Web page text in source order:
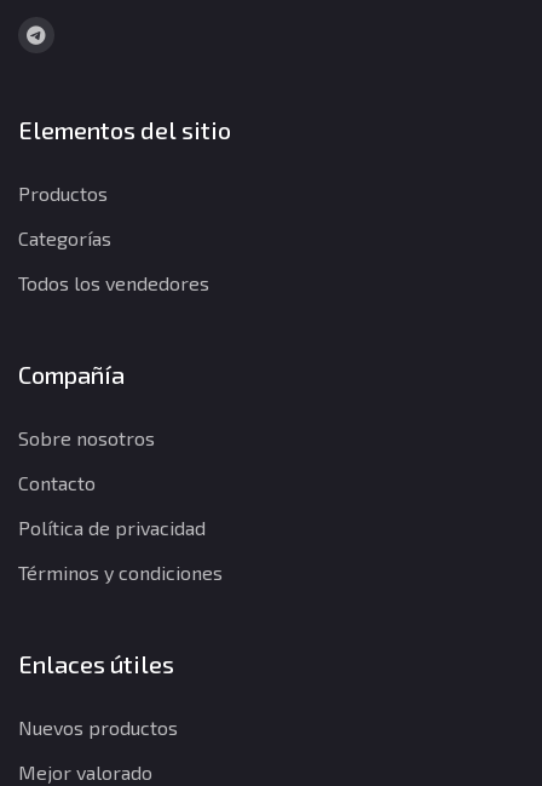
Elementos del sitio
Productos
Categorías
Todos los vendedores
Compañía
Sobre nosotros
Contacto
Política de privacidad
Términos y condiciones
Enlaces útiles
Nuevos productos
Mejor valorado